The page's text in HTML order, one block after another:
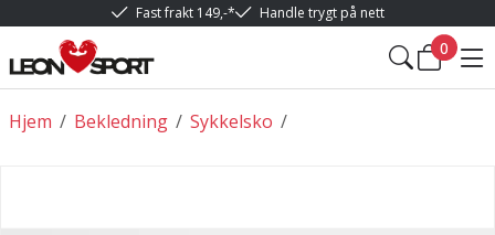
Fast frakt 149,-* Handle trygt på nett
0
/
Hjem /
Bekledning /
Sykkelsko